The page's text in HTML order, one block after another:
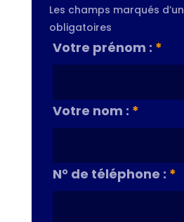
Les champs marqués d’un
obligatoires
Votre prénom : *
Votre nom : *
N° de téléphone : *